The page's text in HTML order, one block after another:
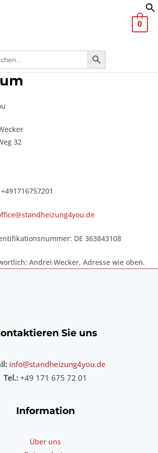
0
32
DE 363843108
Andrei Wecker, Adresse wie oben.
Sie uns
info@standheizung4you.de
Tel.: +49 171 675 72 01
Information
Über uns